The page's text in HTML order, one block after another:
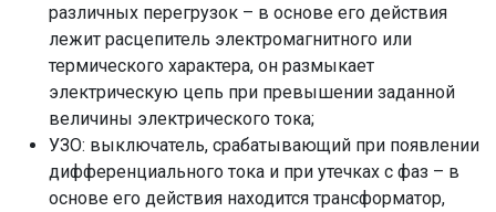
различных перегрузок – в основе его действия
лежит расцепитель электромагнитного или
термического характера, он размыкает
электрическую цепь при превышении заданной
величины электрического тока;
УЗО: выключатель, срабатывающий при появлении
дифференциального тока и при утечках с фаз – в
основе его действия находится трансформатор,